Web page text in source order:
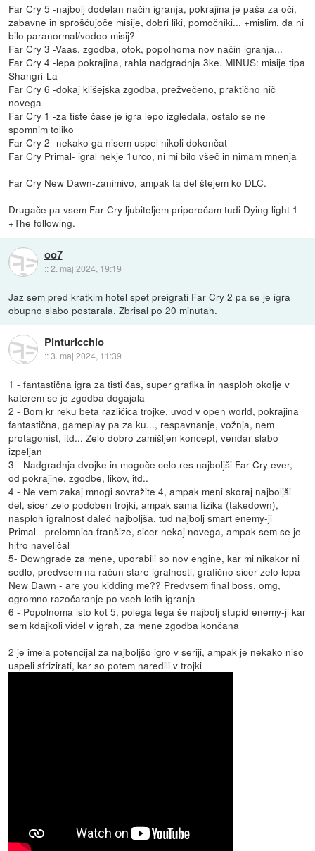
Far Cry 5 -najbolj dodelan način igranja, pokrajina je paša za oči,
zabavne in sproščujoče misije, dobri liki, pomočniki... +mislim, da ni
bilo paranormal/vodoo misij?
Far Cry 3 -Vaas, zgodba, otok, popolnoma nov način igranja...
Far Cry 4 -lepa pokrajina, rahla nadgradnja 3ke. MINUS: misije tipa
Shangri-La
Far Cry 6 -dokaj klišejska zgodba, prežvečeno, praktično nič
novega
Far Cry 1 -za tiste čase je igra lepo izgledala, ostalo se ne
spomnim toliko
Far Cry 2 -nekako ga nisem uspel nikoli dokončat
Far Cry Primal- igral nekje 1urco, ni mi bilo všeč in nimam mnenja
Far Cry New Dawn-zanimivo, ampak ta del štejem ko DLC.
Drugače pa vsem Far Cry ljubiteljem priporočam tudi Dying light 1
+The following.
oo7
::2. maj 2024, 19:19
Jaz sem pred kratkim hotel spet preigrati Far Cry 2 pa se je igra
obupno slabo postarala. Zbrisal po 20 minutah.
Pinturicchio
::3. maj 2024, 11:39
1 - fantastična igra za tisti čas, super grafika in nasploh okolje v
katerem se je zgodba dogajala
2 - Bom kr reku beta različica trojke, uvod v open world, pokrajina
fantastična, gameplay pa za ku..., respavnanje, vožnja, nem
protagonist, itd... Zelo dobro zamišljen koncept, vendar slabo
izpeljan
3 - Nadgradnja dvojke in mogoče celo res najboljši Far Cry ever,
od pokrajine, zgodbe, likov, itd..
4 - Ne vem zakaj mnogi sovražite 4, ampak meni skoraj najboljši
del, sicer zelo podoben trojki, ampak sama fizika (takedown),
nasploh igralnost daleč najboljša, tud najbolj smart enemy-ji
Primal - prelomnica franšize, sicer nekaj novega, ampak sem se je
hitro naveličal
5- Downgrade za mene, uporabili so nov engine, kar mi nikakor ni
sedlo, predvsem na račun stare igralnosti, grafično sicer zelo lepa
New Dawn - are you kidding me?? Predvsem final boss, omg,
ogromno razočaranje po vseh letih igranja
6 - Popolnoma isto kot 5, polega tega še najbolj stupid enemy-ji kar
sem kdajkoli videl v igrah, za mene zgodba končana
2 je imela potencijal za najboljšo igro v seriji, ampak je nekako niso
uspeli sfrizirati, kar so potem naredili v trojki